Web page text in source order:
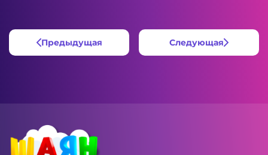
Предыдущая Следующая